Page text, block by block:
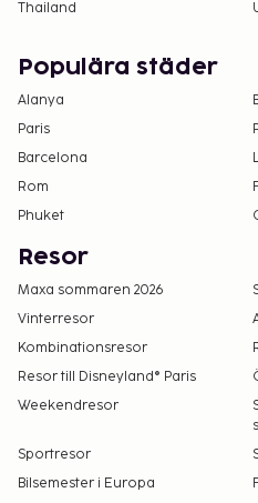
Thailand
Populära städer
Alanya
Paris
Barcelona
Rom
Phuket
Resor
Maxa sommaren 2026
Vinterresor
Kombinationsresor
Resor till Disneyland® Paris
Weekendresor
Sportresor
Bilsemester i Europa